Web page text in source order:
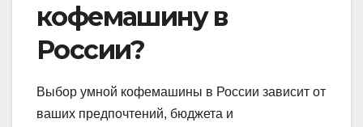
кофемашину в
России?
Выбор умной кофемашины в России зависит от
ваших предпочтений, бюджета и